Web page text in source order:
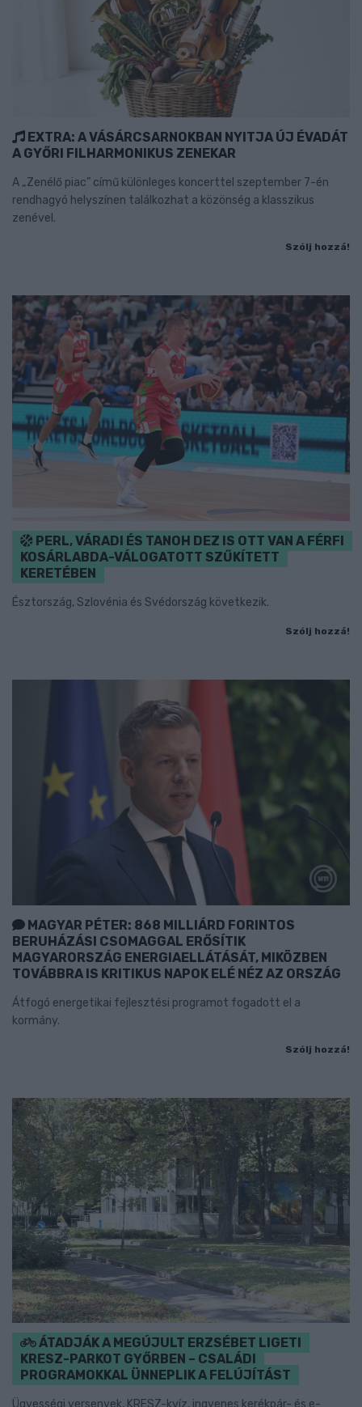
EXTRA: A VÁSÁRCSARNOKBAN NYITJA ÚJ ÉVADÁT
A GYŐRI FILHARMONIKUS ZENEKAR
A „Zenélő piac” című különleges koncerttel szeptember 7-én
rendhagyó helyszínen találkozhat a közönség a klasszikus
zenével.
Szólj hozzá!
PERL, VÁRADI ÉS TANOH DEZ IS OTT VAN A FÉRFI
KOSÁRLABDA-VÁLOGATOTT SZŰKÍTETT
KERETÉBEN
Észtország, Szlovénia és Svédország következik.
Szólj hozzá!
MAGYAR PÉTER: 868 MILLIÁRD FORINTOS
BERUHÁZÁSI CSOMAGGAL ERŐSÍTIK
MAGYARORSZÁG ENERGIAELLÁTÁSÁT, MIKÖZBEN
TOVÁBBRA IS KRITIKUS NAPOK ELÉ NÉZ AZ ORSZÁG
Átfogó energetikai fejlesztési programot fogadott el a
kormány.
Szólj hozzá!
ÁTADJÁK A MEGÚJULT ERZSÉBET LIGETI
KRESZ-PARKOT GYŐRBEN – CSALÁDI
PROGRAMOKKAL ÜNNEPLIK A FELÚJÍTÁST